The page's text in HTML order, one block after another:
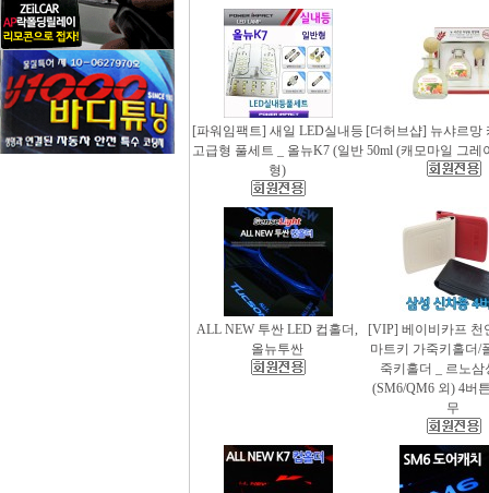
[파워임팩트] 새일 LED실내등
고급형 풀세트 _ 올뉴K7 (일반
형)
[더허브샵] 뉴샤르망
50ml (캐모마일 그레
ALL NEW 투싼 LED 컵홀더,
올뉴투싼
[VIP] 베이비카프 천
마트키 가죽키홀더/
죽키홀더 _ 르노삼
(SM6/QM6 외) 4버
무